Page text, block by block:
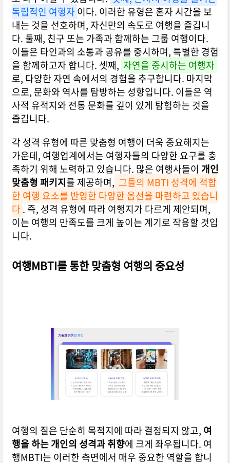
독립적인 여행자 이다. 이러한 유형은 혼자 시간을 보
내는 것을 선호하며, 자신만의 속도로 여행을 즐깁니
다. 둘째, 친구 또는 가족과 함께하는 그룹 여행이다.
이들은 타인과의 소통과 공유를 중시하며, 특별한 경험
을 함께하고자 합니다. 셋째, 자연을 중시하는 여행자
로, 다양한 자연 속에서의 경험을 추구합니다. 마지막
으로, 문화와 역사를 탐방하는 성향입니다. 이들은 역
사적 유적지와 전통 문화를 깊이 있게 탐험하는 것을
즐깁니다.
각 성격 유형에 따른 맞춤형 여행이 더욱 중요해지는
가운데, 여행업계에서는 여행자들의 다양한 요구를 충
족하기 위해 노력하고 있습니다. 많은 여행사들이 개인
맞춤형 패키지를 제공하며, 그들의 MBTI 성격에 적합
한 여행 요소를 반영한 다양한 옵션을 마련하고 있습니
다 . 즉, 성격 유형에 따라 여행지가 다르게 제안되며,
이는 여행의 만족도를 크게 높이는 계기로 작용할 것입
니다.
여행MBTI를 통한 맞춤형 여행의 중요성
여행의 질은 단순히 목적지에 따라 결정되지 않고, 여
행을 하는 개인의 성격과 취향에 크게 좌우됩니다. 여
행MBTI는 이러한 측면에서 매우 중요한 역할을 합니